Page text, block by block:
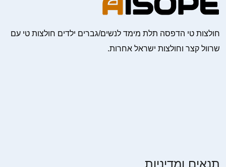
חולצות טי הדפסה תלת מימד לנשים/גברים ילדים חולצות טי עם
שרוול קצר וחולצות ישראל אחרות.
תנאים ומדיניות